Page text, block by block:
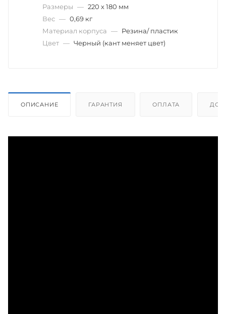
Размеры — 220 х 180 мм
Вес — 0,69 кг
Материал корпуса — Резина/ пластик
Цвет — Черный (кант меняет цвет)
ОПИСАНИЕ ГАРАНТИЯ ОПЛАТА